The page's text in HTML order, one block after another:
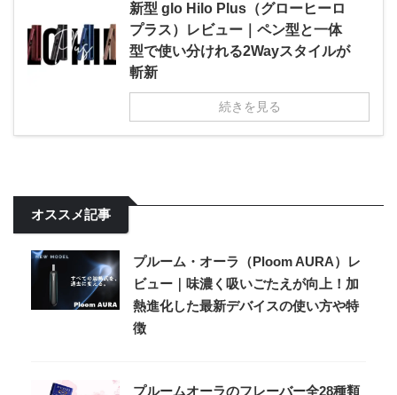
新型 glo Hilo Plus（グローヒーロ
プラス）レビュー｜ペン型と一体
型で使い分けれる2Wayスタイルが
斬新
続きを見る
オススメ記事
プルーム・オーラ（Ploom AURA）レ
ビュー｜味濃く吸いごたえが向上！加
熱進化した最新デバイスの使い方や特
徴
プルームオーラのフレーバー全28種類